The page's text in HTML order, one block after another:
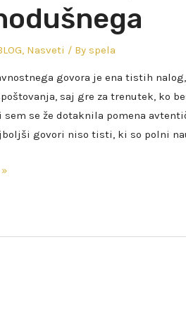
, Nasveti / By spela
govora je ena tistih
saj gre za trenutek, ko
sem se že dotaknila pomena
govori niso tisti, ki so polni